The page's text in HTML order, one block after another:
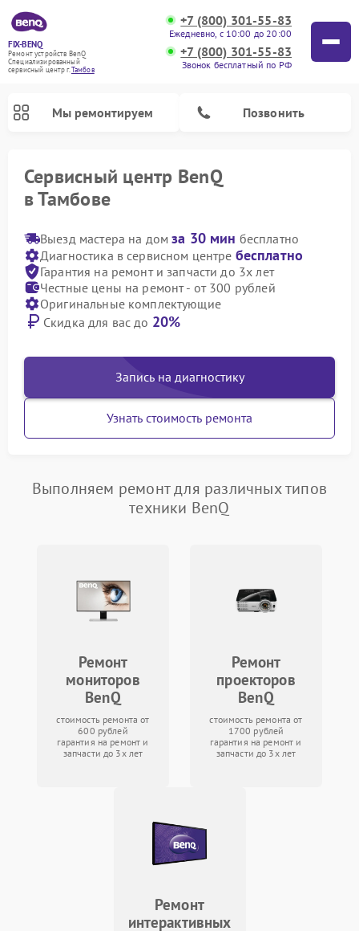
FIX-BENQ
Ремонт устройств BenQ
Специализированный
cервисный центр г.Тамбов
+7 (800) 301-55-83
Ежедневно, с 10:00 до 20:00
+7 (800) 301-55-83
Звонок бесплатный по РФ
Мы ремонтируем Позвонить
Сервисный центр BenQ
в Тамбове
Выезд мастера на домза 30 мин бесплатно
Диагностика в сервисном центре бесплатно
Гарантия на ремонт и запчасти до 3х лет
Честные цены на ремонт - от 300 рублей
Оригинальные комплектующие
Скидка для вас до 20%
Запись на диагностику
Узнать стоимость ремонта
Выполняем ремонт для различных типов
техники BenQ
Ремонт
мониторов
BenQ
стоимость ремонта от
600 рублей
гарантия на ремонт и
запчасти до 3х лет
Ремонт
проекторов
BenQ
стоимость ремонта от
1700 рублей
гарантия на ремонт и
запчасти до 3х лет
Ремонт
интерактивных